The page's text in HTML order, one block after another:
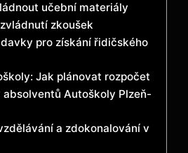
učební materiály
zkoušek
pro získání řidičského
Jak plánovat rozpočet
absolventů Autoškoly Plzeň-
a zdokonalování v